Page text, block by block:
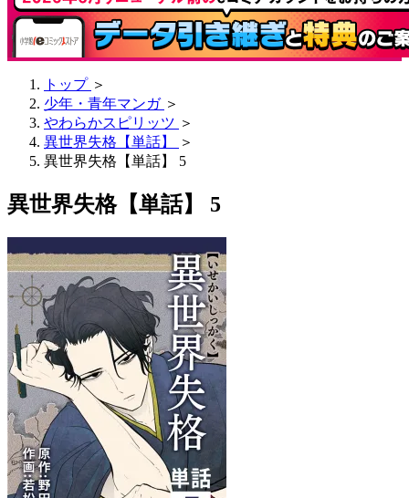
トップ ＞
少年・青年マンガ ＞
やわらかスピリッツ ＞
異世界失格【単話】
＞
異世界失格【単話】 5
異世界失格【単話】 5